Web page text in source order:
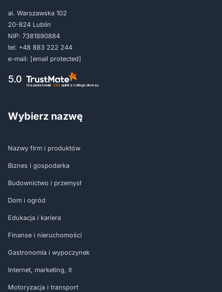
al. Warszawska 102
20-824 Lublin
NIP: 7381890884
tel: +48 883 222 244
e-mail: [email protected]
5.0
Na podstawie 243 opinii z całego okresu
Wybierz nazwę
Nazwy firm i produktów
Biznes i gospodarka
Budownictwo i przemysł
Dom i ogród
Edukacja i kariera
Finanse i nieruchomości
Gastronomia i wypoczynek
Internet, marketing, it
Motoryzacja i transport